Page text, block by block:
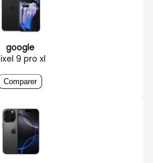
google
9 pro xl
Comparer